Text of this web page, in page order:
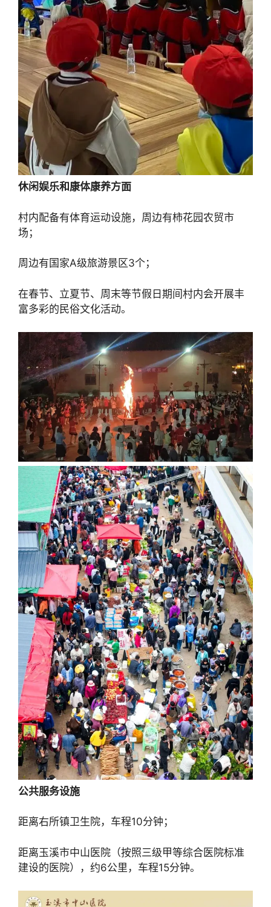
休闲娱乐和康体康养方面
村内配备有体育运动设施，周边有柿花园农贸市
场；
周边有国家A级旅游景区3个；
在春节、立夏节、周末等节假日期间村内会开展丰
富多彩的民俗文化活动。
公共服务设施
距离右所镇卫生院，车程10分钟；
距离玉溪市中山医院（按照三级甲等综合医院标准
建设的医院），约6公里，车程15分钟。